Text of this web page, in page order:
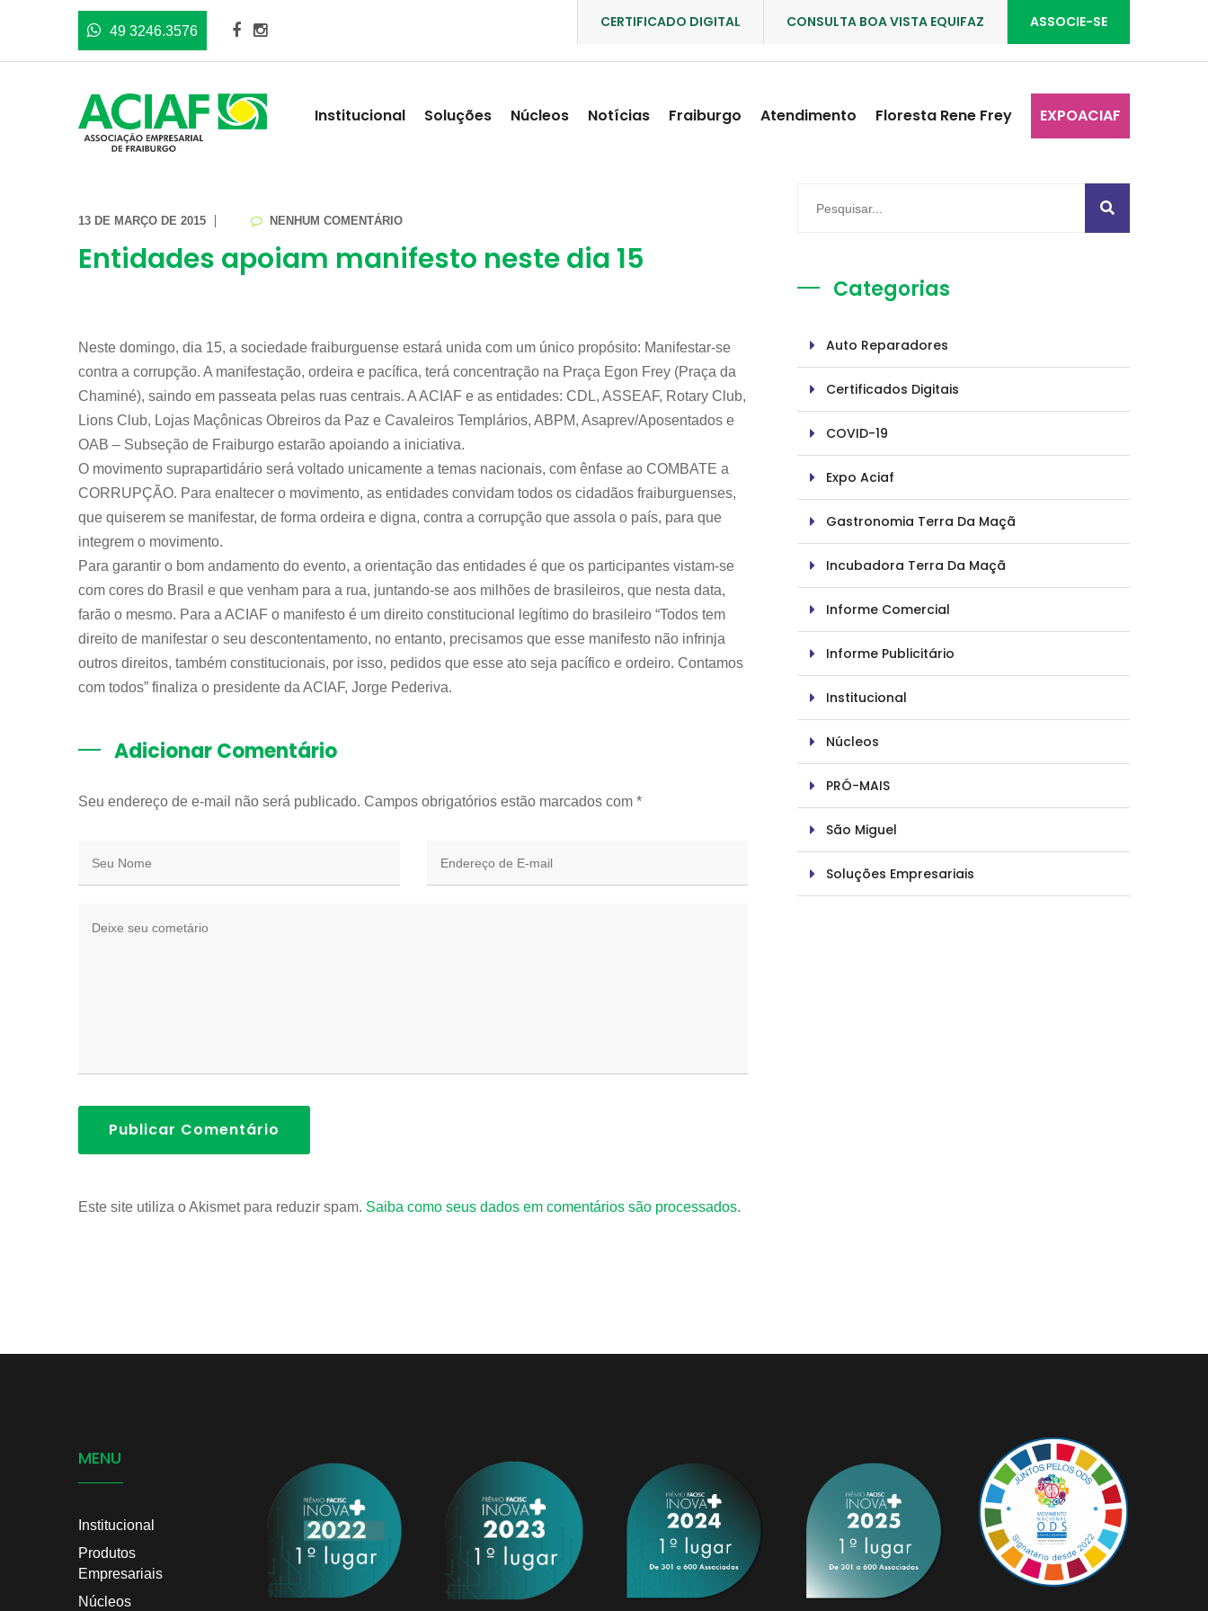
49 3246.3576
ASSOCIE-SE
CONSULTA BOA VISTA EQUIFAZ
CERTIFICADO DIGITAL
Institucional Soluções Núcleos Notícias Fraiburgo Atendimento Floresta Rene Frey EXPOACIAF
13 DE MARÇO DE 2015 NENHUM COMENTÁRIO
Entidades apoiam manifesto neste dia 15
Neste domingo, dia 15, a sociedade fraiburguense estará unida com um único propósito: Manifestar-se
contra a corrupção. A manifestação, ordeira e pacífica, terá concentração na Praça Egon Frey (Praça da
Chaminé), saindo em passeata pelas ruas centrais. A ACIAF e as entidades: CDL, ASSEAF, Rotary Club,
Lions Club, Lojas Maçônicas Obreiros da Paz e Cavaleiros Templários, ABPM, Asaprev/Aposentados e
OAB – Subseção de Fraiburgo estarão apoiando a iniciativa.
O movimento suprapartidário será voltado unicamente a temas nacionais, com ênfase ao COMBATE a
CORRUPÇÃO. Para enaltecer o movimento, as entidades convidam todos os cidadãos fraiburguenses,
que quiserem se manifestar, de forma ordeira e digna, contra a corrupção que assola o país, para que
integrem o movimento.
Para garantir o bom andamento do evento, a orientação das entidades é que os participantes vistam-se
com cores do Brasil e que venham para a rua, juntando-se aos milhões de brasileiros, que nesta data,
farão o mesmo. Para a ACIAF o manifesto é um direito constitucional legítimo do brasileiro “Todos tem
direito de manifestar o seu descontentamento, no entanto, precisamos que esse manifesto não infrinja
outros direitos, também constitucionais, por isso, pedidos que esse ato seja pacífico e ordeiro. Contamos
com todos” finaliza o presidente da ACIAF, Jorge Pederiva.
Adicionar Comentário
Seu endereço de e-mail não será publicado. Campos obrigatórios estão marcados com *
Publicar Comentário
Este site utiliza o Akismet para reduzir spam. Saiba como seus dados em comentários são processados.
Categorias
Auto Reparadores
Certificados Digitais
COVID-19
Expo Aciaf
Gastronomia Terra Da Maçã
Incubadora Terra Da Maçã
Informe Comercial
Informe Publicitário
Institucional
Núcleos
PRÓ-MAIS
São Miguel
Soluções Empresariais
MENU
Institucional
Produtos
Empresariais
Núcleos